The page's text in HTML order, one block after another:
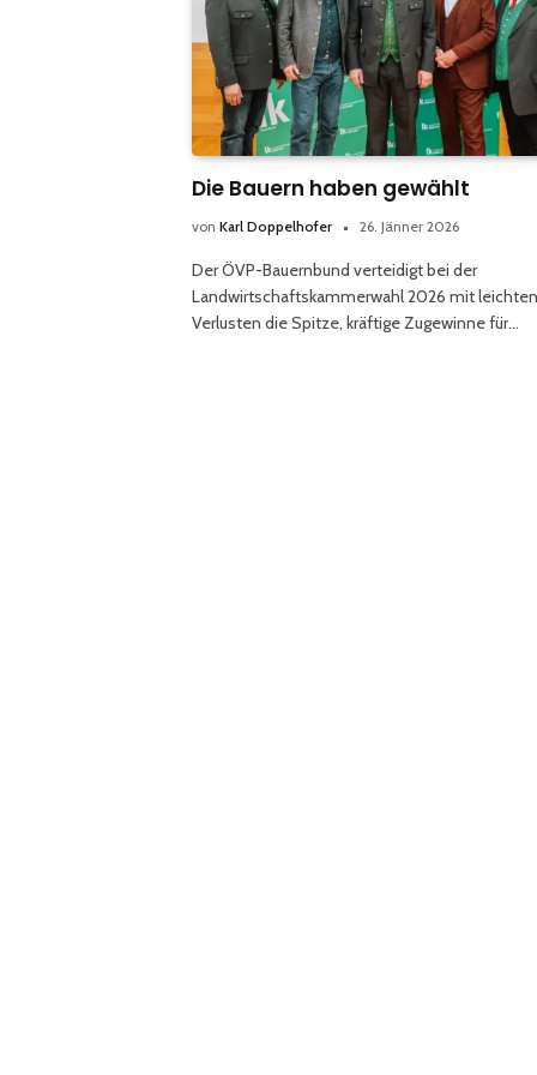
Die Bauern haben gewählt
von Karl Doppelhofer 26. Jänner 2026
Der ÖVP-Bauernbund verteidigt bei der
Landwirtschaftskammerwahl 2026 mit leichten
Verlusten die Spitze, kräftige Zugewinne für…